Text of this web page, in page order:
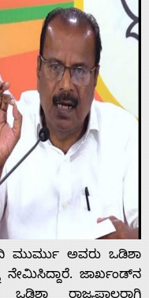
ಮುರ್ಮು ಅವರು ಒಡಿಶಾ
ನೇಮಿಸಿದ್ದಾರೆ. ಜಾರ್ಖಂಡ್‌ನ